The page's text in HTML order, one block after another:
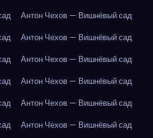
Антон Чехов — Вишнёвый сад
Антон Чехов — Вишнёвый сад
Антон Чехов — Вишнёвый сад
Антон Чехов — Вишнёвый сад
Антон Чехов — Вишнёвый сад
Антон Чехов — Вишнёвый сад